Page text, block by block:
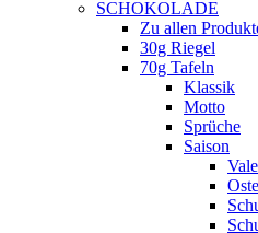
SCHOKOLADE
Zu allen
30g Riegel
70g Tafeln
Klassik
Motto
Sprüche
Saison